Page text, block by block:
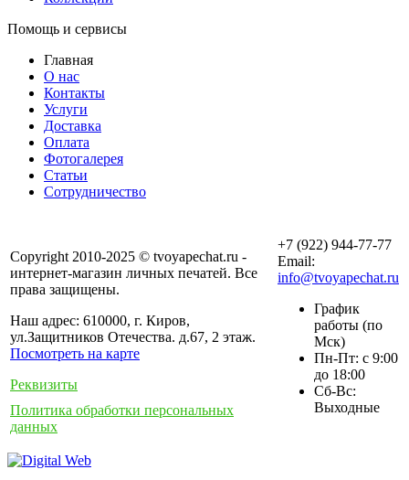
Помощь и сервисы
Главная
О нас
Контакты
Услуги
Доставка
Оплата
Фотогалерея
Статьи
Сотрудничество
Copyright 2010-2025 © tvoyapechat.ru -
интернет-магазин личных печатей. Все
права защищены.
Наш адрес: 610000, г. Киров,
ул.Защитников Отечества. д.67, 2 этаж.
Посмотреть на карте
Реквизиты
Политика обработки персональных
данных
+7 (922) 944-77-77
Email:
info@tvoyapechat.ru
График
работы (по
Мск)
Пн-Пт: с 9:00
до 18:00
Сб-Вс:
Выходные